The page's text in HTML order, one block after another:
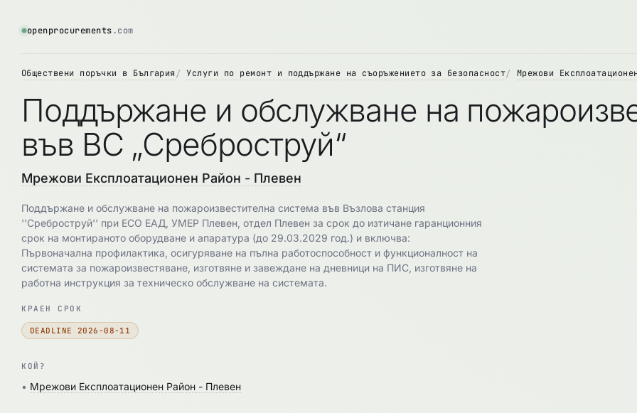
openprocurements.com
Обществени поръчки в България Услуги по ремонт и поддържане на съоръжението за безопасност Мрежови
Поддържане и обслужване на
във ВС „Среброструй“
Мрежови Експлоатационен Район - Плевен
Поддържане и обслужване на пожароизвестителна система във Възлова станция
''Среброструй'' при ЕСО ЕАД, УМЕР Плевен, отдел Плевен за срок до изтичане гаранционния
срок на монтираното оборудване и апаратура (до 29.03.2029 год.) и включва:
Първоначална профилактика, осигуряване на пълна работоспособност и функционалност на
системата за пожароизвестяване, изготвяне и завеждане на дневници на ПИС, изготвяне на
работна инструкция за техническо обслужване на системата.
КРАЕН СРОК
DEADLINE 2026-08-11
КОЙ?
• Мрежови Експлоатационен Район - Плевен